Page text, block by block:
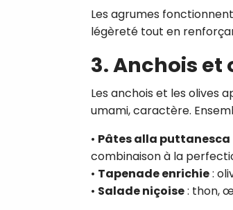
Les agrumes
légèreté tout en
3. Anchois
Les anchois et les olives
umami, caractère.
• Pâtes alla puttanesca
combinaison à la
• Tapenade enrichie:
• Salade niçoise: thon,